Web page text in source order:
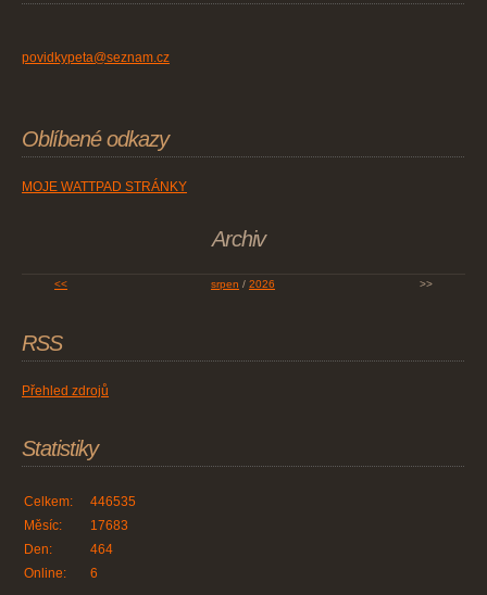
povidkypeta@seznam.cz
Oblíbené odkazy
MOJE WATTPAD STRÁNKY
Archiv
<< srpen / 2026 >>
RSS
Přehled zdrojů
Statistiky
Online: 6
Celkem:
446535
Měsíc:
17683
Den:
464